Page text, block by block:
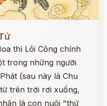
thì Lôi Công chính
trong những người
(sau này là Chu
trên trời rơi xuống,
là con nuôi "thứ